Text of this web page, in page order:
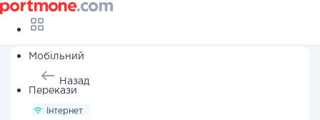
Мобільний
Перекази
Назад
Інтернет